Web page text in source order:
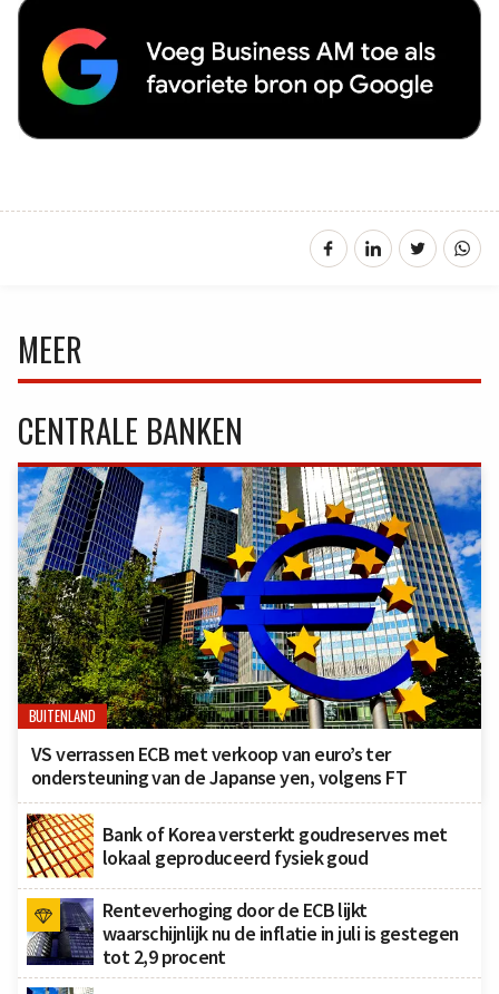
MEER
CENTRALE BANKEN
BUITENLAND
VS verrassen ECB met verkoop van euro’s ter
ondersteuning van de Japanse yen, volgens FT
Bank of Korea versterkt goudreserves met
lokaal geproduceerd fysiek goud
Renteverhoging door de ECB lijkt
waarschijnlijk nu de inflatie in juli is gestegen
tot 2,9 procent